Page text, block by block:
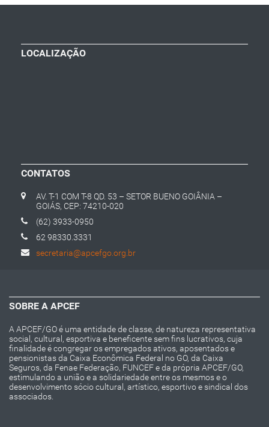
LOCALIZAÇÃO
CONTATOS
AV. T-1 COM T-8 QD. 53 – SETOR BUENO GOIÂNIA –
GOIÁS, CEP: 74210-020
(62) 3933-0950
62 98330.3331
secretaria@apcefgo.org.br
SOBRE A APCEF
A APCEF/GO é uma entidade de classe, de natureza representativa
social, cultural, esportiva e beneficente sem fins lucrativos, cuja
finalidade é congregar os empregados ativos, aposentados e
pensionistas da Caixa Econômica Federal no GO, da Caixa
Seguros, da Fenae Federação, FUNCEF e da própria APCEF/GO,
estimulando a união e a solidariedade entre os mesmos e o
desenvolvimento sócio cultural, artístico, esportivo e sindical dos
associados.